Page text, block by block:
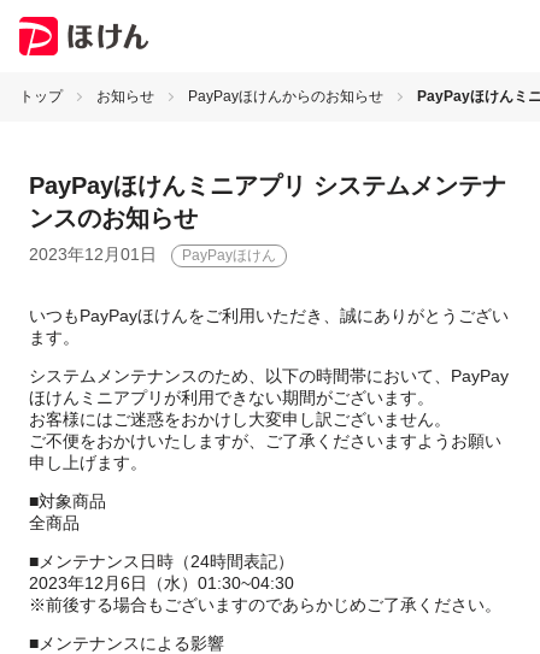
トップ お知らせ PayPayほけんからのお知らせ PayPayほけんミ
PayPayほけんミニアプリ システムメンテナ
ンスのお知らせ
2023年12月01日 PayPayほけん
いつもPayPayほけんをご利用いただき、誠にありがとうござい
ます。
システムメンテナンスのため、以下の時間帯において、PayPay
ほけんミニアプリが利用できない期間がございます。
お客様にはご迷惑をおかけし大変申し訳ございません。
ご不便をおかけいたしますが、ご了承くださいますようお願い
申し上げます。
■対象商品
全商品
■メンテナンス日時（24時間表記）
2023年12月6日（水）01:30~04:30
※前後する場合もございますのであらかじめご了承ください。
■メンテナンスによる影響